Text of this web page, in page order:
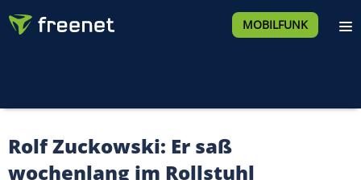
MOBILFUNK
Rolf Zuckowski: Er saß
wochenlang im Rollstuhl